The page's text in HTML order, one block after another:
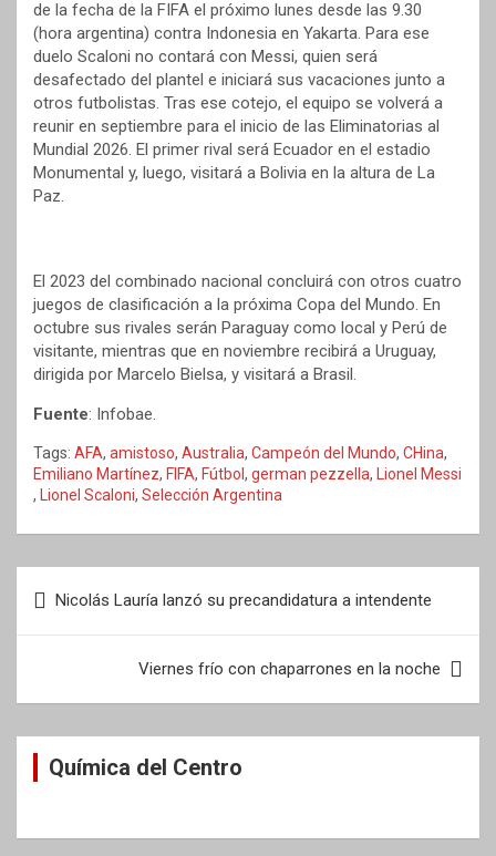
de la fecha de la FIFA el próximo lunes desde las 9.30
(hora argentina) contra Indonesia en Yakarta. Para ese
duelo Scaloni no contará con Messi, quien será
desafectado del plantel e iniciará sus vacaciones junto a
otros futbolistas. Tras ese cotejo, el equipo se volverá a
reunir en septiembre para el inicio de las Eliminatorias al
Mundial 2026. El primer rival será Ecuador en el estadio
Monumental y, luego, visitará a Bolivia en la altura de La
Paz.
El 2023 del combinado nacional concluirá con otros cuatro
juegos de clasificación a la próxima Copa del Mundo. En
octubre sus rivales serán Paraguay como local y Perú de
visitante, mientras que en noviembre recibirá a Uruguay,
dirigida por Marcelo Bielsa, y visitará a Brasil.
Fuente: Infobae.
Tags: AFA, amistoso, Australia, Campeón del Mundo, CHina,
Emiliano Martínez, FIFA, Fútbol , german pezzella, Lionel Messi
, Lionel Scaloni, Selección Argentina
de
Nicolás Lauría lanzó su precandidatura a intendente
Viernes frío con chaparrones en la noche
Química del Centro